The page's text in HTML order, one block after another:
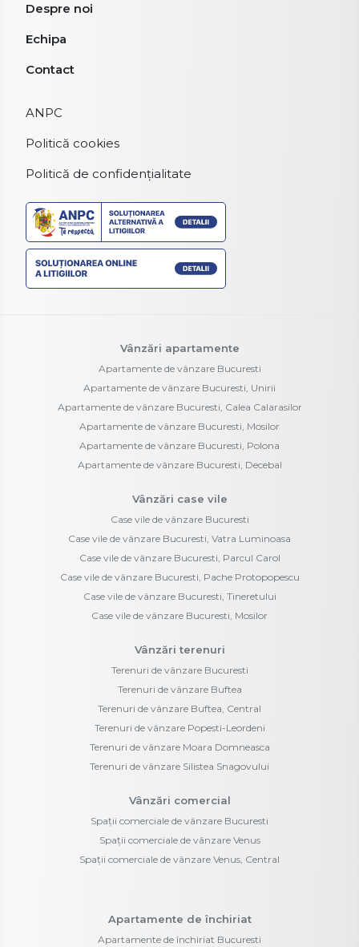
Despre noi
Echipa
Contact
ANPC
Politică cookies
Politică de confidențialitate
Vânzări apartamente
Apartamente de vânzare Bucuresti
Apartamente de vânzare Bucuresti, Unirii
Apartamente de vânzare Bucuresti, Calea Calarasilor
Apartamente de vânzare Bucuresti, Mosilor
Apartamente de vânzare Bucuresti, Polona
Apartamente de vânzare Bucuresti, Decebal
Vânzări case vile
Case vile de vânzare Bucuresti
Case vile de vânzare Bucuresti, Vatra Luminoasa
Case vile de vânzare Bucuresti, Parcul Carol
Case vile de vânzare Bucuresti, Pache Protopopescu
Case vile de vânzare Bucuresti, Tineretului
Case vile de vânzare Bucuresti, Mosilor
Vânzări terenuri
Terenuri de vânzare Bucuresti
Terenuri de vânzare Buftea
Terenuri de vânzare Buftea, Central
Terenuri de vânzare Popesti-Leordeni
Terenuri de vânzare Moara Domneasca
Terenuri de vânzare Silistea Snagovului
Vânzări comercial
Spații comerciale de vânzare Bucuresti
Spații comerciale de vânzare Venus
Spații comerciale de vânzare Venus, Central
Apartamente de închiriat
Apartamente de închiriat Bucuresti